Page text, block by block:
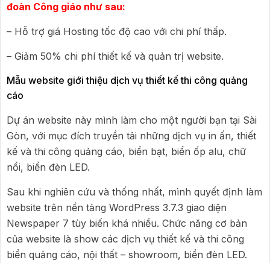
đoàn Công giáo như sau:
– Hỗ trợ giá Hosting tốc độ cao với chi phí thấp.
– Giảm 50% chi phí thiết kế và quản trị website.
Mẫu website giới thiệu dịch vụ thiết kế thi công quảng
cáo
Dự án website này mình làm cho một người bạn tại Sài
Gòn, với mục đích truyền tải những dịch vụ in ấn, thiết
kế và thi công quảng cáo, biển bạt, biển ốp alu, chữ
nổi, biển đèn LED.
Sau khi nghiên cứu và thống nhất, mình quyết định làm
website trên nền tảng WordPress 3.7.3 giao diện
Newspaper 7 tùy biến khá nhiều. Chức năng cơ bản
của website là show các dịch vụ thiết kế và thi công
biển quảng cáo, nội thất – showroom, biển đèn LED.